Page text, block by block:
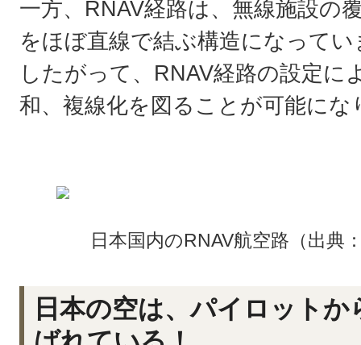
一方、RNAV経路は、無線施設の
をほぼ直線で結ぶ構造になってい
したがって、RNAV経路の設定に
和、複線化を図ることが可能にな
日本国内のRNAV航空路（出典
日本の空は、パイロット